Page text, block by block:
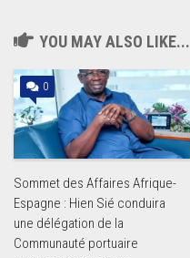
YOU MAY ALSO LIKE...
0
Sommet des Affaires Afrique-
Espagne : Hien Sié conduira
une délégation de la
Communauté portuaire